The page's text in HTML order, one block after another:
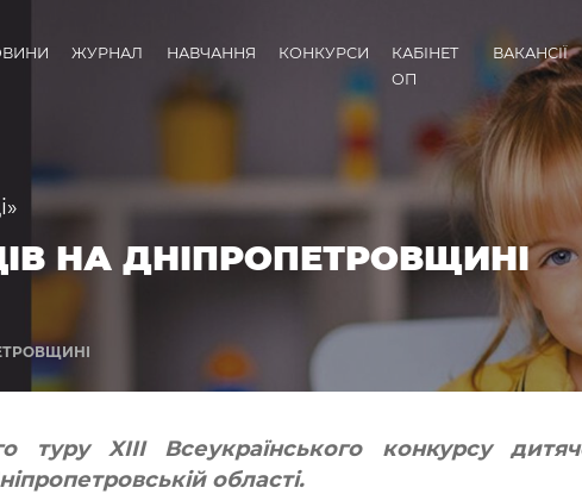
ЖУРНАЛ НАВЧАННЯ КОНКУРСИ
КАБІНЕТ
ОП
ВАКАНСІЇ
НА ДНІПРОПЕТРОВЩИНІ
туру XIII Всеукраїнського конкурсу
області.